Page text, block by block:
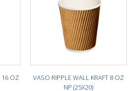
16 OZ
VASO RIPPLE WALL KRAFT 8 OZ
NP (25X20)